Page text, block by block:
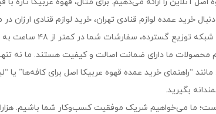
دنبال خرید عمده لوازم قنادی تهران، خرید لوازم قنادی
سفارشات شما در کمتر از ۴۸ ساعت به دستتان می‌رسد – از شمال تا جنوب ایران.
محصولات ما دارای ضمانت اصالت و کیفیت هستند. ما نه
“راهنمای خرید عمده قهوه عربیکا اصل برای کافه‌ها”
بگیرید.
است؛ ما می‌خواهیم شریک موفقیت کسب‌وکار شما باشیم.